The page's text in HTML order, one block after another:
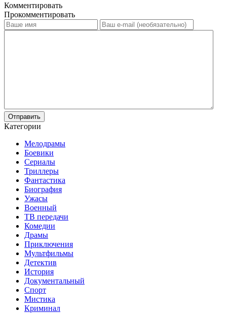
Комментировать
Прокомментировать
Отправить
Категории
Мелодрамы
Боевики
Сериалы
Триллеры
Фантастика
Биография
Ужасы
Военный
ТВ передачи
Комедии
Драмы
Приключения
Мультфильмы
Детектив
История
Документальный
Спорт
Мистика
Криминал